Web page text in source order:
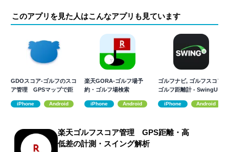
このアプリを見た人はこんなアプリも見ています
GDOスコア-ゴルフのスコ
ア管理 GPSマップで距
iPhone Android
楽天GORA-ゴルフ場予
約・ゴルフ場検索
iPhone Android
ゴルフナビ, ゴルフスコア,
ゴルフ距離計 - SwingU
iPhone Android
楽天ゴルフスコア管理 GPS距離・高
低差の計測・スイング解析